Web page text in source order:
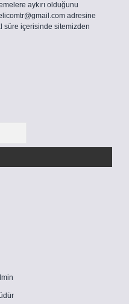
aykırı olduğunu
adresine
süre içerisinde sitemizden